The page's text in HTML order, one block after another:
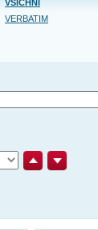
VŠICHNI
VERBATIM